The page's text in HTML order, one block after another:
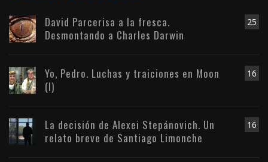
25
David Parcerisa a la fresca.
Desmontando a Charles Darwin
16
Yo, Pedro. Luchas y traiciones en Moon
(I)
16
La decisión de Alexei Stepánovich. Un
relato breve de Santiago Limonche